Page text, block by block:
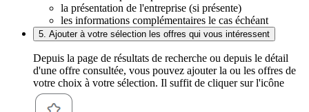
la présentation de l'entreprise (si présente)
les informations complémentaires le cas échéant
5. Ajouter à votre sélection les offres qui vous intéressent
Depuis la page de résultats de recherche ou depuis le détail
d'une offre consultée, vous pouvez ajouter la ou les offres de
votre choix à votre sélection. Il suffit de cliquer sur l'icône